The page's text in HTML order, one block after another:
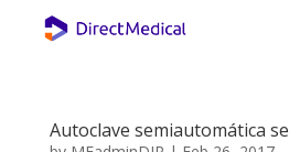
Autoclave semiautomática